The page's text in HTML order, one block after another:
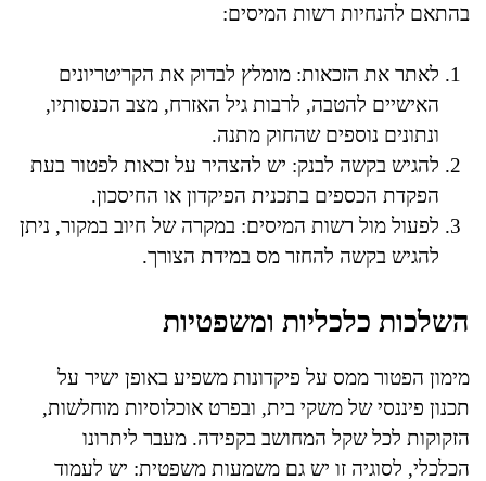
בהתאם להנחיות רשות המיסים:
לאתר את הזכאות: מומלץ לבדוק את הקריטריונים
האישיים להטבה, לרבות גיל האזרח, מצב הכנסותיו,
ונתונים נוספים שהחוק מתנה.
להגיש בקשה לבנק: יש להצהיר על זכאות לפטור בעת
הפקדת הכספים בתכנית הפיקדון או החיסכון.
לפעול מול רשות המיסים: במקרה של חיוב במקור, ניתן
להגיש בקשה להחזר מס במידת הצורך.
השלכות כלכליות ומשפטיות
מימון הפטור ממס על פיקדונות משפיע באופן ישיר על
תכנון פיננסי של משקי בית, ובפרט אוכלוסיות מוחלשות,
הזקוקות לכל שקל המחושב בקפידה. מעבר ליתרונו
הכלכלי, לסוגיה זו יש גם משמעות משפטית: יש לעמוד